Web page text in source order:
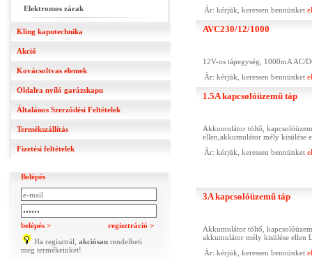
Elektromos zárak
Kling kaputechnika
Akció
Kovácsoltvas elemek
Oldalra nyíló garázskapu
Általános Szerződési Feltételek
Termékszállítás
Fizetési feltételek
Belépés
belépés >
regisztráció >
Ha regisztrál, akciósan rendelheti
meg termékeinket!
Ár: kérjük, keressen bennünket
AVC230/12/1000
12V-os tápegység, 1000mA AC/
Ár: kérjük, keressen bennünket
1.5A kapcsolóüzemű táp
Akkumulátor töltő,
ellen,akkumulátor mély kisülése
Ár: kérjük, keressen bennünket
3A kapcsolóüzemű táp
Akkumulátor töltő,
akkumulátor mély kisülése ellen
Ár: kérjük, keressen bennünket